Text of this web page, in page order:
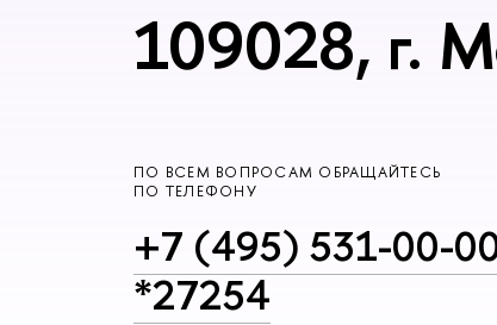
109028, г.
ПО ВСЕМ ВОПРОСАМ ОБРАЩАЙТЕСЬ
ПО ТЕЛЕФОНУ
+7 (495) 531-00-
*27254